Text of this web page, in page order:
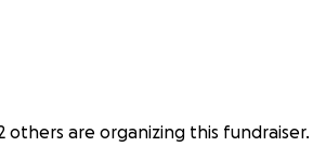
others are organizing this fundraiser.